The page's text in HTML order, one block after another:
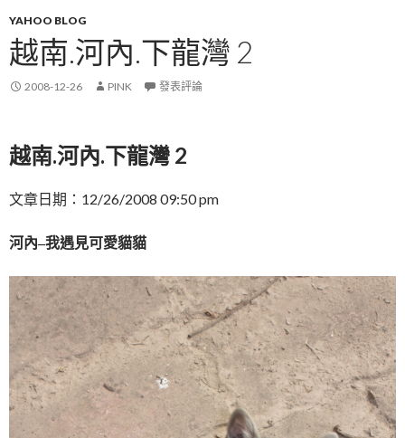
YAHOO BLOG
越南.河內.下龍灣 2
2008-12-26 PINK 發表評論
越南.河內.下龍灣 2
文章日期：12/26/2008 09:50 pm
河內–我遇見可愛貓貓